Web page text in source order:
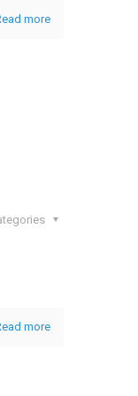
more
more